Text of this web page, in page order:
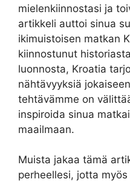
mielenkiinnostasi ja
artikkeli auttoi sinua
ikimuistoisen matkan
kiinnostunut
luonnosta, Kroatia
nähtävyyksiä
tehtävämme on
inspiroida sinua
maailmaan.
Muista jakaa tämä
perheellesi, jotta